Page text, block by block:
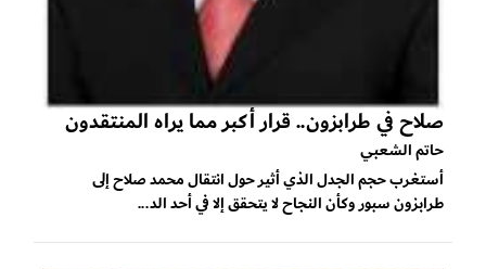
صلاح في طرابزون.. قرار أكبر مما يراه المنتقدون
حاتم الشعبي
أستغرب حجم الجدل الذي أثير حول انتقال محمد صلاح إلى
طرابزون سبور وكأن النجاح لا يتحقق إلا في أحد الد...